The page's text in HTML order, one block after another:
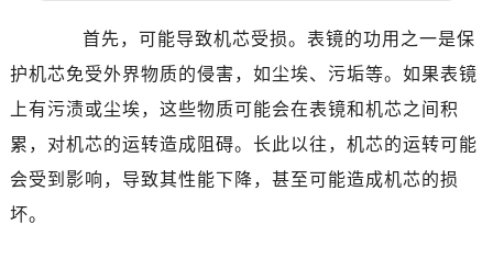
哈尔滨市道里区友谊西路600号富力中心T2座写字楼29层03室（需提前预约）
大连市中山区人民路15号国际金融大厦7层G室（需提前预约）
佛山市禅城区季华五路57号万科金融中心C座12层1205室（需提前预约）
东莞市东城街道鸿福东路1号民盈国贸中心T1写字楼9层907室（需提前预约）
首先，可能导致机芯受损。表镜的功用之一是保
护机芯免受外界物质的侵害，如尘埃、污垢等。如果表镜
上有污渍或尘埃，这些物质可能会在表镜和机芯之间积
累，对机芯的运转造成阻碍。长此以往，机芯的运转可能
会受到影响，导致其性能下降，甚至可能造成机芯的损
坏。